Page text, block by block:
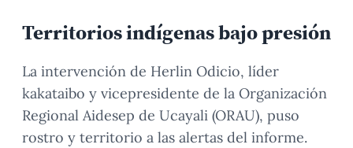
Territorios indígenas bajo presión
La intervención de Herlin Odicio, líder
kakataibo y vicepresidente de la Organización
Regional Aidesep de Ucayali (ORAU), puso
rostro y territorio a las alertas del informe.